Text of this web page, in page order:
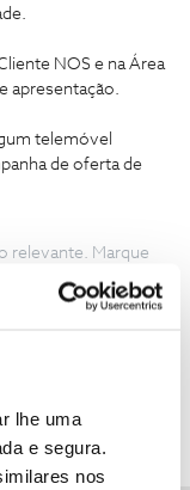
lhe uma
e segura.
nos
NOS e na Área
apresentação.
telemóvel
de oferta de
relevante. Marque
comentários.
Forum|Forum|8 years ago